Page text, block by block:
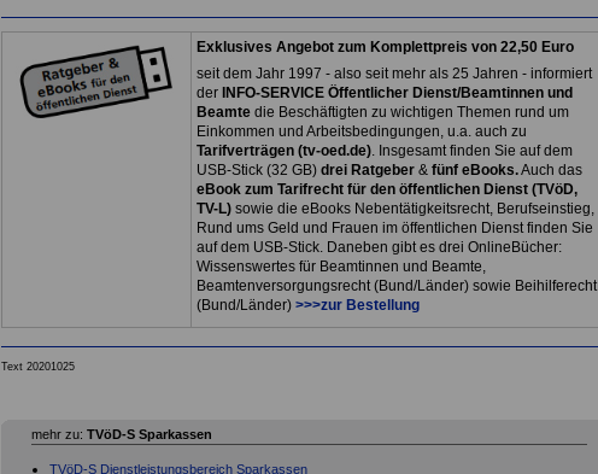
Exklusives Angebot zum Komplettpreis von 22,50 Euro
seit dem Jahr 1997 - also seit mehr als 25 Jahren - informiert
der INFO-SERVICE Öffentlicher Dienst/Beamtinnen und
Beamtedie Beschäftigten zu wichtigen Themen rund um
Einkommen und Arbeitsbedingungen, u.a. auch zu
Tarifverträgen (tv-oed.de). Insgesamt finden Sie auf dem
USB-Stick (32 GB) drei Ratgeber& fünf eBooks.Auch das
eBook zum Tarifrecht für den öffentlichen Dienst (TVöD,
TV-L)sowie die eBooks Nebentätigkeitsrecht, Berufseinstieg,
Rund ums Geld und Frauen im öffentlichen Dienst finden Sie
auf dem USB-Stick. Daneben gibt es drei OnlineBücher:
Wissenswertes für Beamtinnen und Beamte,
Beamtenversorgungsrecht (Bund/Länder) sowie Beihilferecht
(Bund/Länder) >>>zur Bestellung
Text 20201025
mehr zu: TVöD-S Sparkassen
TVöD-S Dienstleistungsbereich Sparkassen